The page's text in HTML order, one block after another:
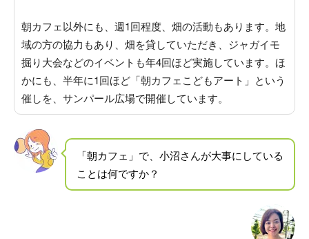
朝カフェ以外にも、週1回程度、畑の活動もあります。地
域の方の協力もあり、畑を貸していただき、ジャガイモ
掘り大会などのイベントも年4回ほど実施しています。ほ
かにも、 半年に1回ほど「朝カフェこどもアート」という
催しを、サンパール広場で開催しています。
「朝カフェ」で、小沼さんが大事にしている
ことは何ですか？